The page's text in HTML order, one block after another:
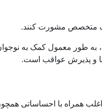
یک متخصص مشورت کنند.
طور معمول کمک به
و پذیرش عواقب است.
همراه با احساساتی